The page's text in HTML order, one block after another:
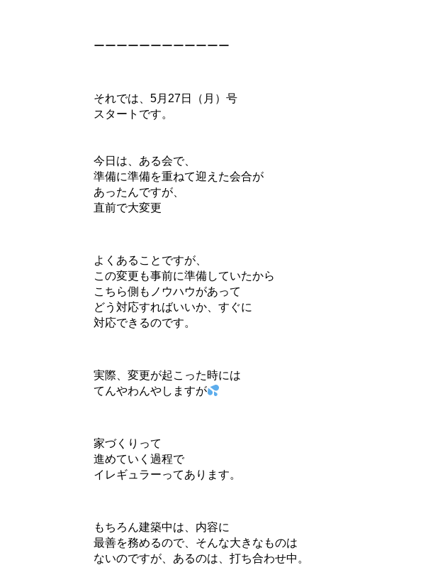
ーーーーーーーーーーーー
それでは、5月27日（月）号
スタートです。
今日は、ある会で、
準備に準備を重ねて迎えた会合が
あったんですが、
直前で大変更
よくあることですが、
この変更も事前に準備していたから
こちら側もノウハウがあって
どう対応すればいいか、すぐに
対応できるのです。
実際、変更が起こった時には
てんやわんやしますが
家づくりって
進めていく過程で
イレギュラーってあります。
もちろん建築中は、内容に
最善を務めるので、そんな大きなものは
ないのですが、あるのは、打ち合わせ中。